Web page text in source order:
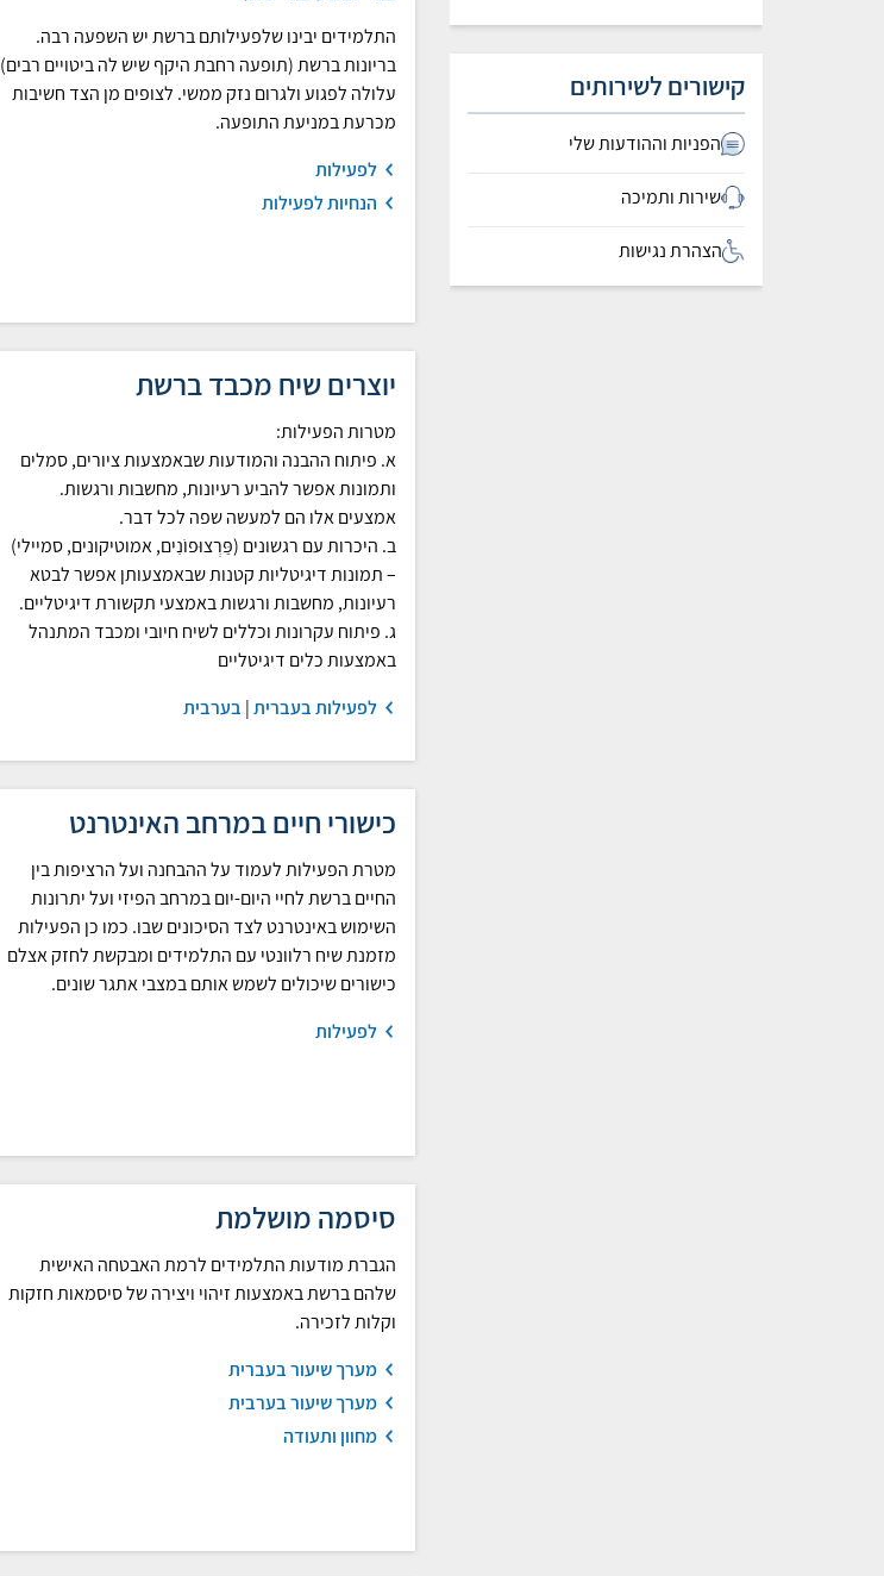
התלמידים יבינו שלפעילותם ברשת יש השפעה רבה.
בריונות ברשת (תופעה רחבת היקף שיש לה ביטויים רבים)
עלולה לפגוע ולגרום נזק ממשי. לצופים מן הצד חשיבות
מכרעת במניעת התופעה.
לפעילות
הנחיות לפעילות
יוצרים שיח מכבד ברשת
מטרות הפעילות:
א. פיתוח ההבנה והמודעות שבאמצעות ציורים, סמלים
ותמונות אפשר להביע רעיונות, מחשבות ורגשות.
אמצעים אלו הם למעשה שפה לכל דבר.
ב. היכרות עם רגשונים (פַּרְצוּפוֹנִים, אמוטיקונים, סמיילי)
– תמונות דיגיטליות קטנות שבאמצעותן אפשר לבטא
רעיונות, מחשבות ורגשות באמצעי תקשורת דיגיטליים.
ג. פיתוח עקרונות וכללים לשיח חיובי ומכבד המתנהל
באמצעות כלים דיגיטליים
לפעילות בעברית| בערבית
כישורי חיים במרחב האינטרנט
מטרת הפעילות לעמוד על ההבחנה ועל הרציפות בין
החיים ברשת לחיי היום-יום במרחב הפיזי ועל יתרונות
השימוש באינטרנט לצד הסיכונים שבו. כמו כן הפעילות
מזמנת שיח רלוונטי עם התלמידים ומבקשת לחזק אצלם
כישורים שיכולים לשמש אותם במצבי אתגר שונים.
לפעילות
סיסמה מושלמת
הגברת מודעות התלמידים לרמת האבטחה האישית
שלהם ברשת באמצעות זיהוי ויצירה של סיסמאות חזקות
וקלות לזכירה.
מערך שיעור בעברית
מערך שיעור בערבית
מחוון ותעודה
קישורים לשירותים
הפניות וההודעות שלי
שירות ותמיכה
הצהרת נגישות